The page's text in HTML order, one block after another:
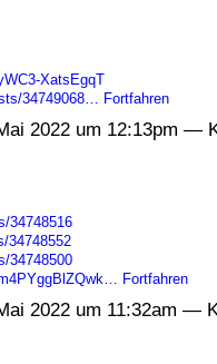
XatsEgqT
34749068…
Fortfahren
2022 um 12:13pm —
34748516
34748552
34748500
Fortfahren
2022 um 11:32am —